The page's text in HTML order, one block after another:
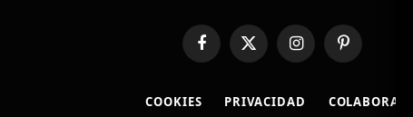
FacebookX
(Twitter)
InstagramPinterest
COOKIES PRIVACIDAD COLABORA